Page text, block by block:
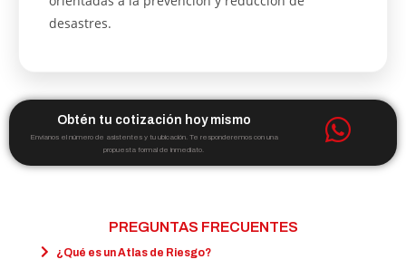
desastres.
Obtén tu cotización hoy mismo
Envíanos el número de asistentes y tu ubicación. Te responderemos con una
propuesta formal de inmediato.
PREGUNTAS FRECUENTES
¿Qué es un Atlas de Riesgo?